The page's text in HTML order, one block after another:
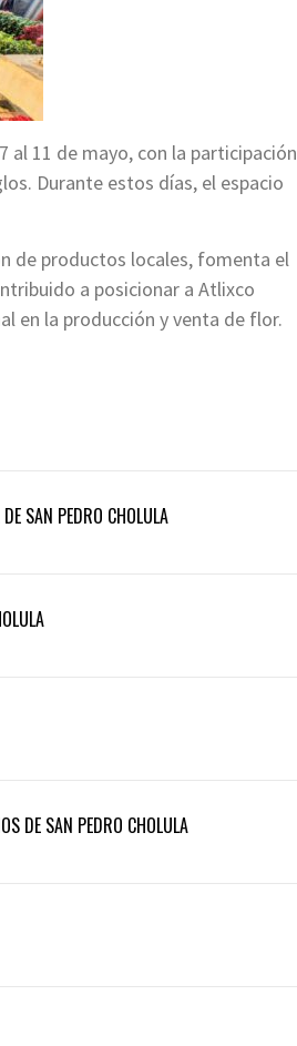
al 11 de mayo, con la participación
Durante estos días, el espacio
de productos locales, fomenta el
a posicionar a Atlixco
en la producción y venta de flor.
SAN PEDRO CHOLULA
DE SAN PEDRO CHOLULA